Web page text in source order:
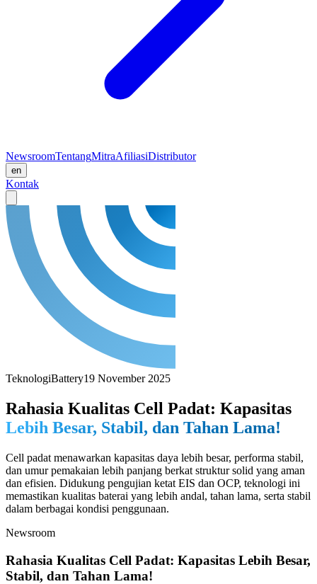
NewsroomTentangMitraAfiliasiDistributor
en
Kontak
TeknologiBattery19 November 2025
Rahasia Kualitas Cell Padat: Kapasitas
Lebih Besar, Stabil, dan Tahan Lama!
Cell padat menawarkan kapasitas daya lebih besar, performa stabil,
dan umur pemakaian lebih panjang berkat struktur solid yang aman
dan efisien. Didukung pengujian ketat EIS dan OCP, teknologi ini
memastikan kualitas baterai yang lebih andal, tahan lama, serta stabil
dalam berbagai kondisi penggunaan.
Newsroom
Rahasia Kualitas Cell Padat: Kapasitas Lebih Besar,
Stabil, dan Tahan Lama!